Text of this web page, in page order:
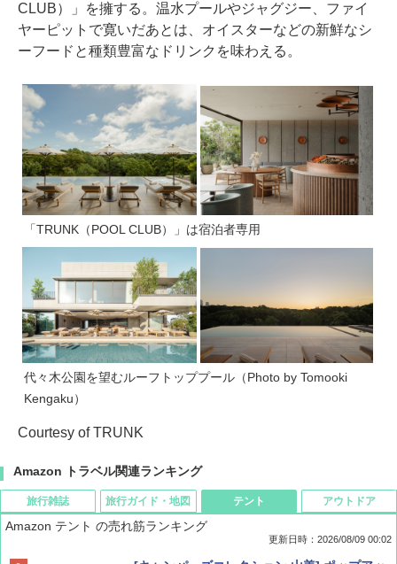
CLUB）」を擁する。温水プールやジャグジー、ファイ
ヤーピットで寛いだあとは、オイスターなどの新鮮なシ
ーフードと種類豊富なドリンクを味わえる。
「TRUNK（POOL CLUB）」は宿泊者専用
代々木公園を望むルーフトッププール（Photo by Tomooki
Kengaku）
Courtesy of TRUNK
Amazon トラベル関連ランキング
旅行雑誌 旅行ガイド・地図 テント
Amazon テント の売れ筋ランキング
更新日時：2026/08/09 00:02
アウトドア